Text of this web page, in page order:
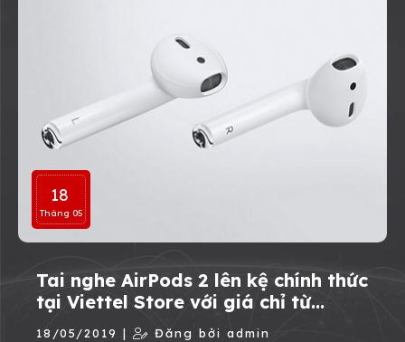
18
Tháng 05
Tai nghe AirPods 2 lên kệ chính thức
tại Viettel Store với giá chỉ từ
4.990.000đ
18/05/2019 | Đăng bởi admin